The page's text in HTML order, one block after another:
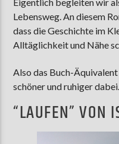
Lebensweg. An diesem
dass die Geschichte im
Alltäglichkeit und Nähe
Also das Buch-
schöner und ruhiger dabei.
“LAUFEN” VON